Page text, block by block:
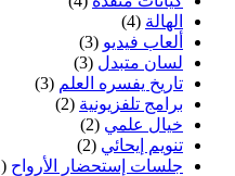
الهالة (4)
ألعاب فيديو (3)
لسان متبدل (3)
تاريخ يفسره العلم (3)
برامج تلفزيونية (2)
خيال علمي (2)
تنويم إيحائي (2)
جلسات إستحضار الأرواح (1)